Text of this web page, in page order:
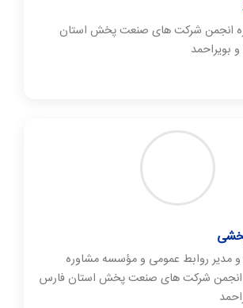
انجمن شرکت های صنعت پخش استان
بویراحمد
و مدیر روابط عمومی و مؤسسه مشاوره
انجمن شرکت های صنعت پخش استان فارس